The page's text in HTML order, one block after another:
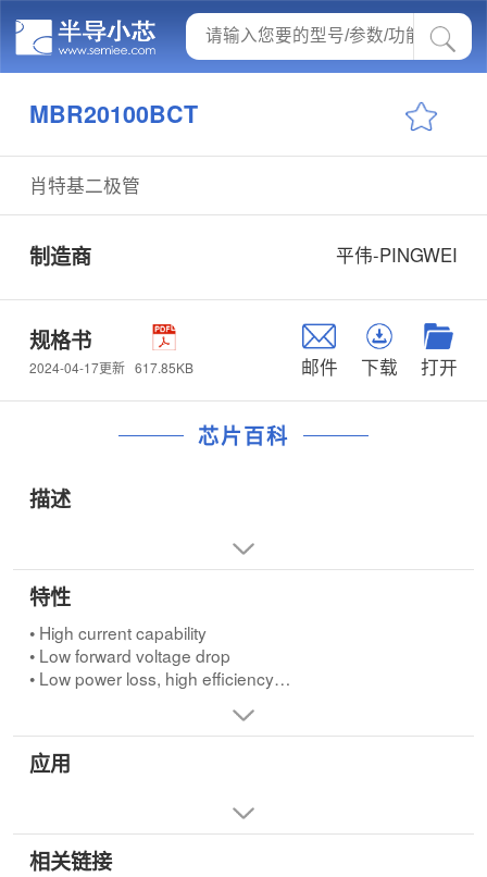
MBR20100BCT
肖特基二极管
制造商 平伟-PINGWEI
规格书
2024-04-17更新 617.85KB 邮件 下载 打开
芯片百科
描述
特性
• High current capability
• Low forward voltage drop
• Low power loss, high efficiency
• High temperature soldering guaranteed 260°C
/10seconds, 0.25"(6.35mm)from case.
应用
相关链接